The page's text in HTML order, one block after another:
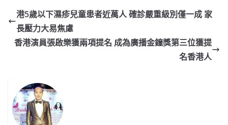
e
b
o
W
ei
b
s
p
h er l y
n
k
港5歲以下濕疹兒童患者近萬人 確診嚴重級別僅一成 家
長壓力大易焦慮
香港演員張啟樂獲兩項提名 成為廣播金鐘獎第三位獲提
名香港人